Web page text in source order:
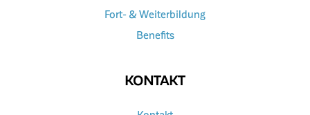
Fort- & Weiterbildung
Benefits
KONTAKT